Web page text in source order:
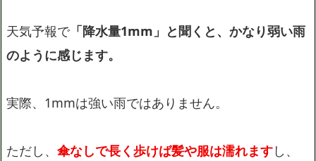
天気予報で「降水量1mm」と聞くと、かなり弱い雨
のように感じます。
実際、1mmは強い雨ではありません。
ただし、 傘なしで長く歩けば髪や服は濡れますし、